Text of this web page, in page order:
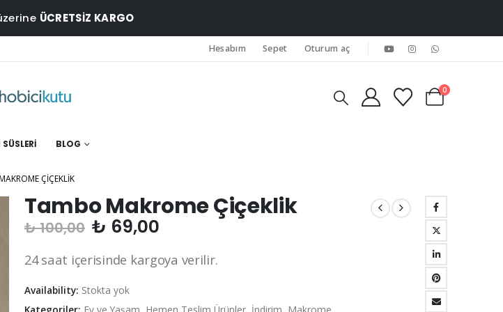
ÜCRETSİZ KARGO
Hesabım Sepet Oturum aç
0
BLOG
ÇIÇEKLIK
Tambo Makrome Çiçeklik
₺100,00 Orijinal
₺ 100,00.
₺ 69,00
fiyat:
24 saat içerisinde kargoya verilir.
Availability: Stokta yok
Kategoriler: Ev ve Yaşam Hemen Teslim Ürünler İndirim Makrome